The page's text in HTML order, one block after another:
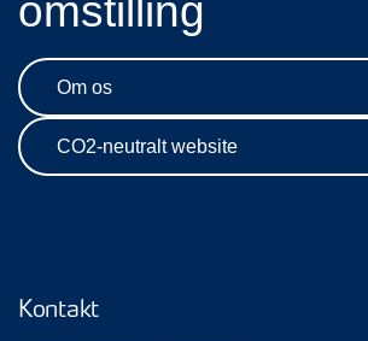
omstilling
Om os
CO2-neutralt website
Kontakt